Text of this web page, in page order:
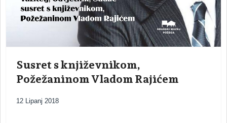
Susret s književnikom,
Požežaninom Vladom Rajićem
12 Lipanj 2018